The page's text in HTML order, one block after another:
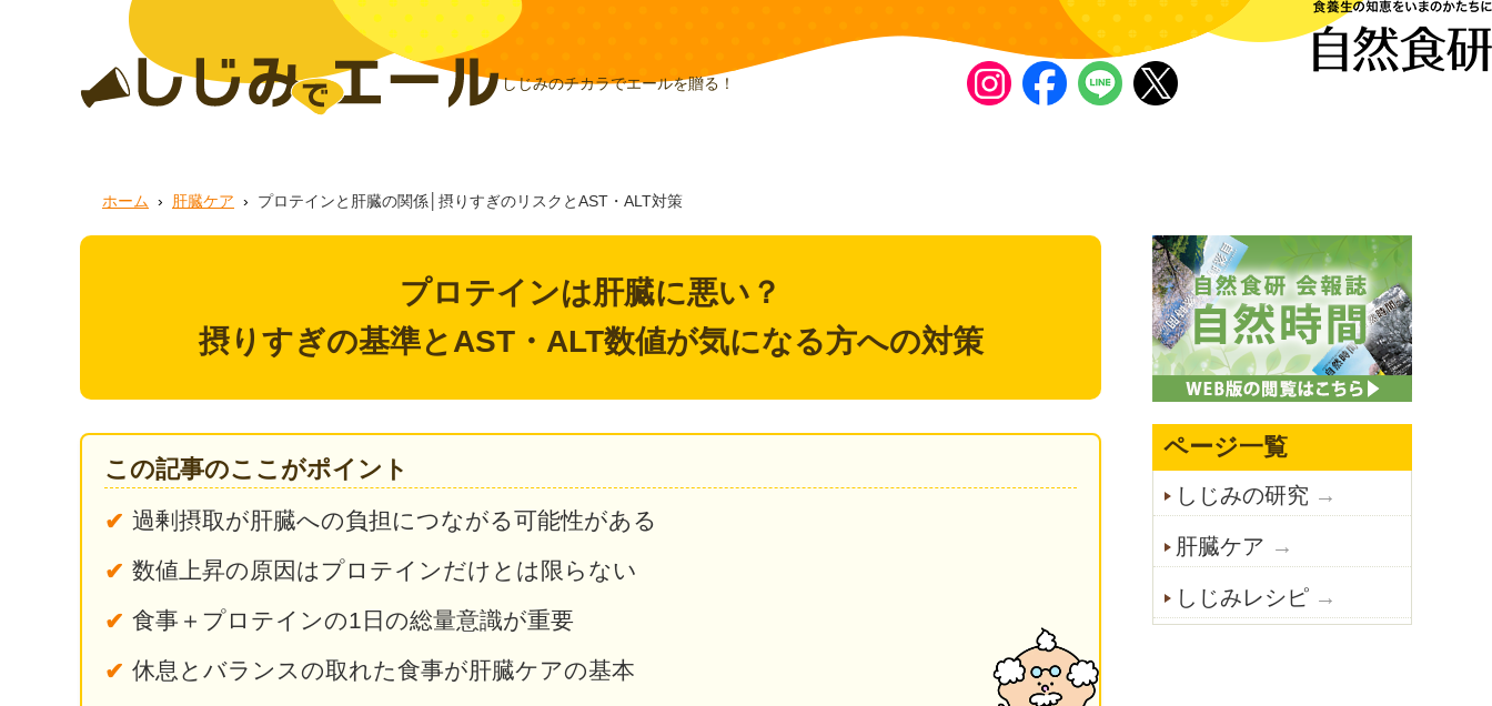
しじみのチカラでエールを贈る！
自然食研 食養生の知恵をいまのかたちに
ホーム 肝臓ケア プロテインと肝臓の関係│摂りすぎのリスクとAST・ALT対策
プロテインは肝臓に悪い？
摂りすぎの基準とAST・ALT数値が気になる方への対策
この記事のここがポイント
過剰摂取が肝臓への負担につながる可能性がある
数値上昇の原因はプロテインだけとは限らない
食事＋プロテインの1日の総量意識が重要
休息とバランスの取れた食事が肝臓ケアの基本
ページ一覧
しじみの研究
肝臓ケア
しじみレシピ